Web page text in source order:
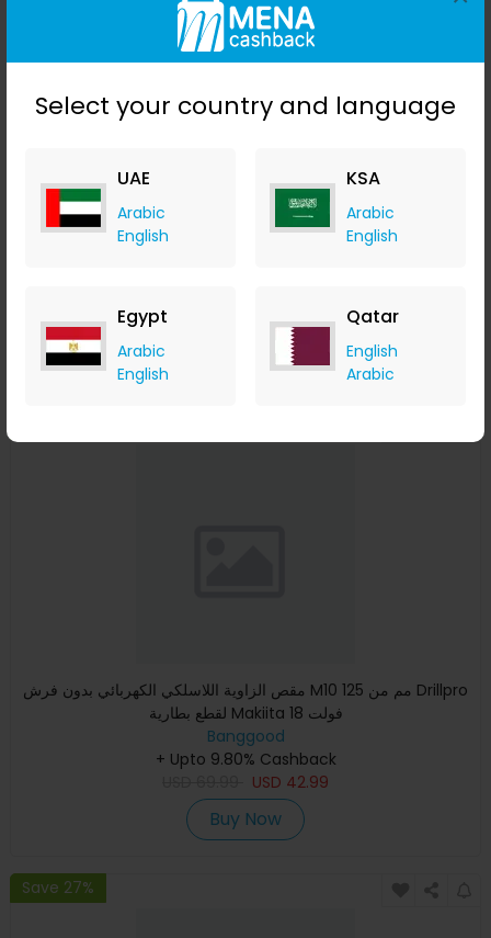
Select your country and language
UAE
Arabic
English
KSA
Arabic
English
Egypt
Arabic
English
Qatar
English
Arabic
مفك برغي كهربائي محمول بثلاث سرعات من دريل برو ٣ أضواء
USD
USD34.99
مقص الزاوية اللاسلكي الكهربائي بدون فرش M10 125 مم من Drillpro
لقطع بطارية Makiita 18 فولت
Banggood
+ Upto 9.80% Cashback
USD 42.99
Buy Now
Save 27%